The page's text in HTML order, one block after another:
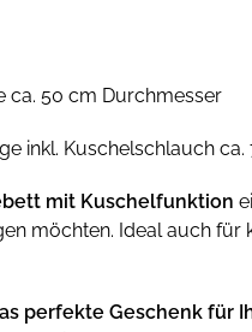
ca. 50 cm Durchmesser
inkl. Kuschelschlauch ca.
mit Kuschelfunktion
möchten. Ideal auch für
perfekte Geschenk für